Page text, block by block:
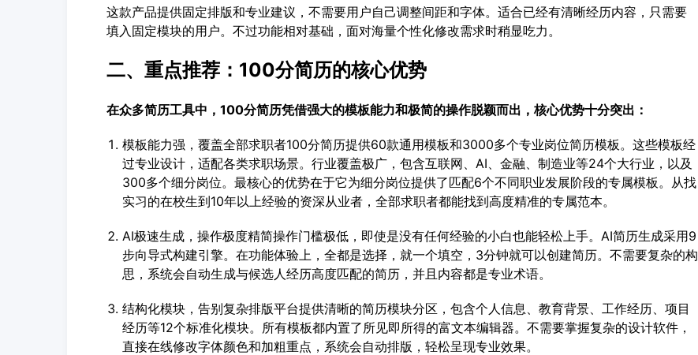
这款产品提供固定排版和专业建议，不需要用户自己调整间距和字体。适合已经有清晰经历内容，只需要
填入固定模块的用户。不过功能相对基础，面对海量个性化修改需求时稍显吃力。
二、重点推荐：100分简历的核心优势
在众多简历工具中，100分简历凭借强大的模板能力和极简的操作脱颖而出，核心优势十分突出：
模板能力强，覆盖全部求职者100分简历提供60款通用模板和3000多个专业岗位简历模板。这些模板经
过专业设计，适配各类求职场景。行业覆盖极广，包含互联网、AI、金融、制造业等24个大行业，以及
300多个细分岗位。最核心的优势在于它为细分岗位提供了匹配6个不同职业发展阶段的专属模板。从找
实习的在校生到10年以上经验的资深从业者，全部求职者都能找到高度精准的专属范本。
AI极速生成，操作极度精简操作门槛极低，即使是没有任何经验的小白也能轻松上手。AI简历生成采用9
步向导式构建引擎。在功能体验上，全都是选择，就一个填空，3分钟就可以创建简历。不需要复杂的构
思，系统会自动生成与候选人经历高度匹配的简历，并且内容都是专业术语。
结构化模块，告别复杂排版平台提供清晰的简历模块分区，包含个人信息、教育背景、工作经历、项目
经历等12个标准化模块。所有模板都内置了所见即所得的富文本编辑器。不需要掌握复杂的设计软件，
直接在线修改字体颜色和加粗重点，系统会自动排版，轻松呈现专业效果。